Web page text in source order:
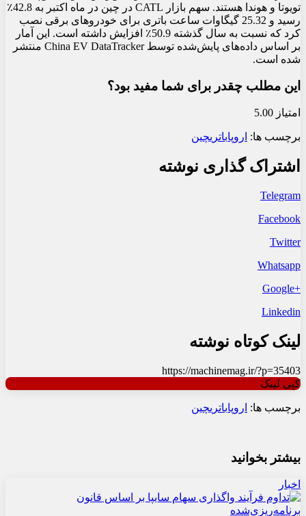
تویوتا و هوندا هستند. سهم بازار CATL در چین در ماه اکتبر به 42.8٪
رسید و 25.32 گیگاوات ساعت باتری برای خودروهای برقی نصب
کرد که نسبت به سال گذشته 50.9٪ افزایش داشته است. این آمار
بر اساس داده‌های پایش‌شده توسط China EV DataTracker منتشر
شده است.
این مطلب چقدر برای شما مفید بود؟
امتیاز 5.00
برچسب ها: اروپاباتریچین
اشتراک گذاری نوشته
Telegram
Facebook
Twitter
Whatsapp
+Google
Linkedin
لینک کوتاه نوشته
https://machinemag.ir/?p=35403
کپی لینک
برچسب ها: اروپاباتریچین
بیشتر بخوانید
اخبار